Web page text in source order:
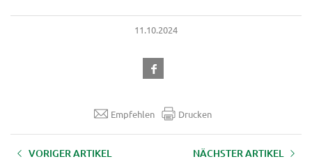
11.10.2024
Empfehlen Drucken
VORIGER ARTIKEL NÄCHSTER ARTIKEL